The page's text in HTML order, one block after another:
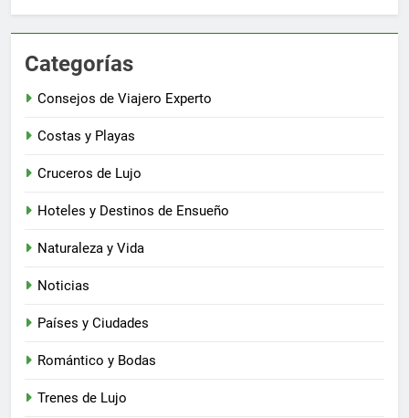
Categorías
Consejos de Viajero Experto
Costas y Playas
Cruceros de Lujo
Hoteles y Destinos de Ensueño
Naturaleza y Vida
Noticias
Países y Ciudades
Romántico y Bodas
Trenes de Lujo